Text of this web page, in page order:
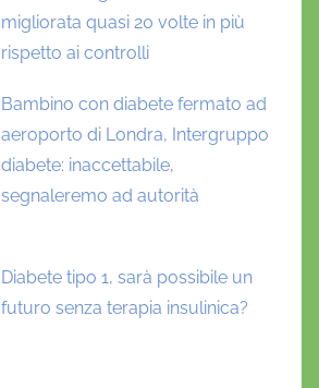
migliorata quasi 20 volte in più
rispetto ai controlli
Bambino con diabete fermato ad
aeroporto di Londra, Intergruppo
diabete: inaccettabile,
segnaleremo ad autorità
Diabete tipo 1, sarà possibile un
futuro senza terapia insulinica?